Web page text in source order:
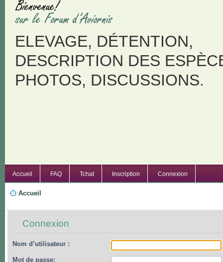
ELEVAGE, DÉTENTION,
DESCRIPTION DES
PHOTOS, DISCUSSIONS.
Accueil FAQ Tchat Inscription Connexion
Accueil
Connexion
Nom d’utilisateur :
Mot de passe: